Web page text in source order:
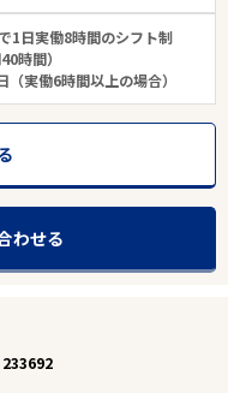
1日実働8時間のシフト制
時間）
実働6時間以上の場合）
わせる
233692